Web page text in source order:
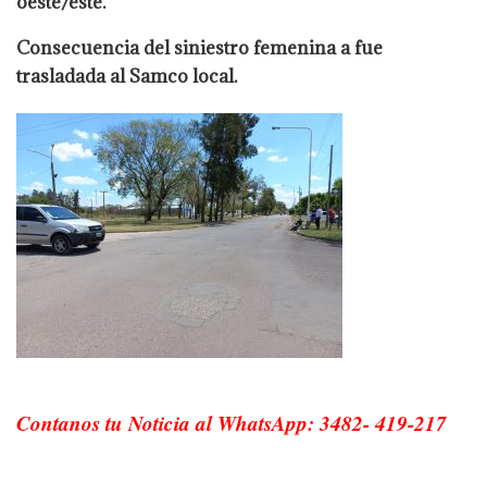
Consecuencia del siniestro femenina a fue
trasladada al Samco local.
Contanos tu Noticia al WhatsApp: 3482- 419-217